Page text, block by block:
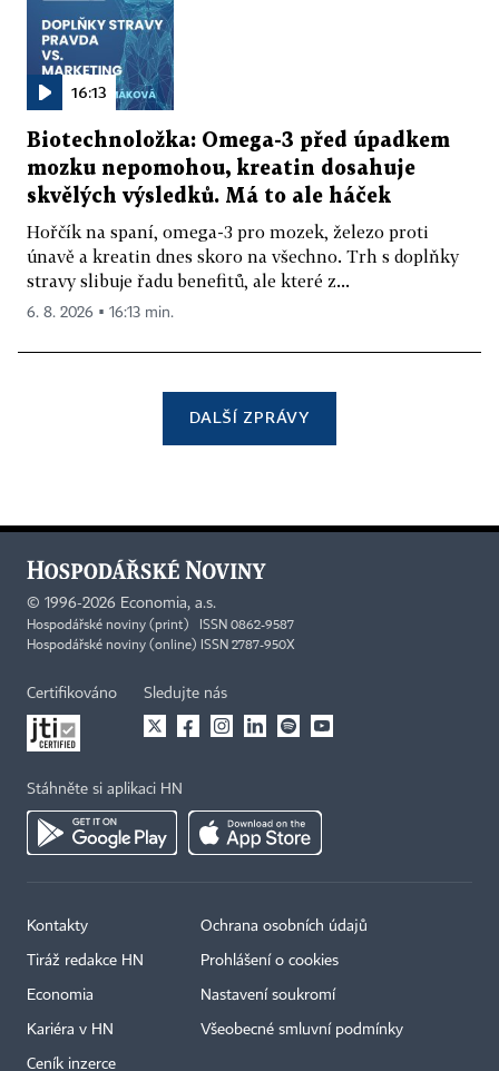
16:13
Biotechnoložka: Omega-3 před úpadkem
mozku nepomohou, kreatin dosahuje
skvělých výsledků. Má to ale háček
Hořčík na spaní, omega-3 pro mozek, železo proti
únavě a kreatin dnes skoro na všechno. Trh s doplňky
stravy slibuje řadu benefitů, ale které z...
6. 8. 2026 ▪ 16:13 min.
DALŠÍ ZPRÁVY
© 1996-2026 Economia, a.s.
Hospodářské noviny (print) ISSN 0862-9587
Hospodářské noviny (online) ISSN 2787-950X
Certifikováno Sledujte nás
Stáhněte si aplikaci HN
Kontakty
Tiráž redakce HN
Economia
Kariéra v HN
Ceník inzerce
Ochrana osobních údajů
Prohlášení o cookies
Nastavení soukromí
Všeobecné smluvní podmínky